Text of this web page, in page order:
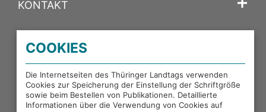
KONTAKT
PORTALE DES THÜRINGER LANDTAGS
EXTERNE LINKS
COOKIES
Die Internetseiten des Thüringer Landtags verwenden
Cookies zur Speicherung der Einstellung der Schriftgröße
sowie beim Bestellen von Publikationen. Detaillierte
Informationen über die Verwendung von Cookies auf